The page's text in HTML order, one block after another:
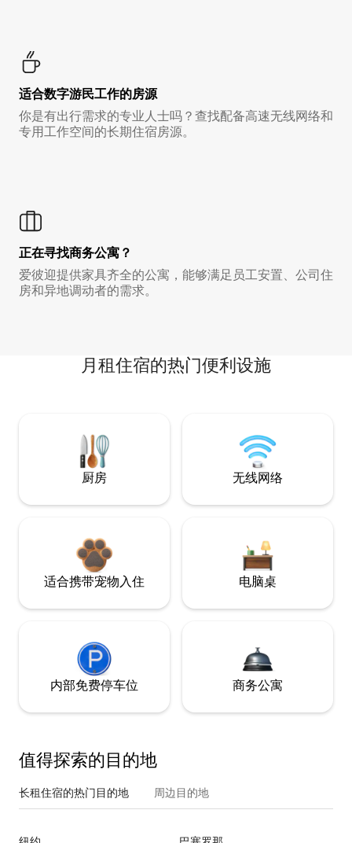
适合数字游民工作的房源
你是有出行需求的专业人士吗？查找配备高速无线网络和
专用工作空间的长期住宿房源。
正在寻找商务公寓？
爱彼迎提供家具齐全的公寓，能够满足员工安置、公司住
房和异地调动者的需求。
月租住宿的热门便利设施
厨房 无线网络
适合携带宠物入住 电脑桌
内部免费停车位 商务公寓
值得探索的目的地
长租住宿的热门目的地 周边目的地